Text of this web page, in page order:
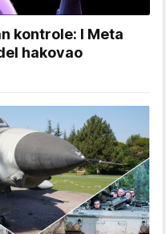
kontrole: I Meta
hakovao